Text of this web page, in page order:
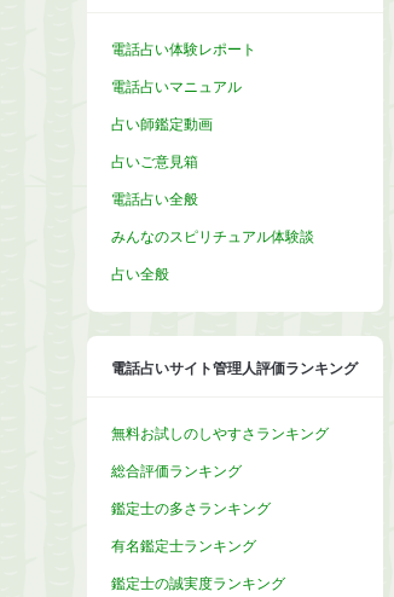
電話占い体験レポート
電話占いマニュアル
占い師鑑定動画
占いご意見箱
電話占い全般
みんなのスピリチュアル体験談
占い全般
電話占いサイト管理人評価ランキング
無料お試しのしやすさランキング
総合評価ランキング
鑑定士の多さランキング
有名鑑定士ランキング
鑑定士の誠実度ランキング